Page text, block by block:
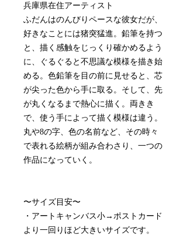
兵庫県在住アーティスト
ふだんはのんびりペースな彼女だが、
好きなことには猪突猛進。鉛筆を持つ
と、描く感触をじっくり確かめるよう
に、ぐるぐると不思議な模様を描き始
める。色鉛筆を目の前に見せると、芯
が尖った色から手に取る。そして、先
が丸くなるまで熱心に描く。両きき
で、使う手によって描く模様は違う。
丸や8の字、色の名前など、その時々
で表れる絵柄が組み合わさり、一つの
作品になっていく。
〜サイズ目安〜
・アートキャンバス小→ポストカード
より一回りほど大きいサイズです。